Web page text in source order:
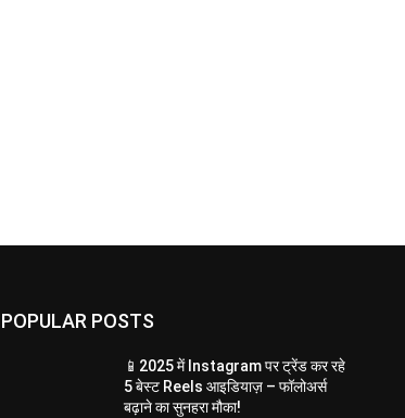
POPULAR POSTS
📱2025 में Instagram पर ट्रेंड कर रहे
5 बेस्ट Reels आइडियाज़ – फॉलोअर्स
बढ़ाने का सुनहरा मौका!